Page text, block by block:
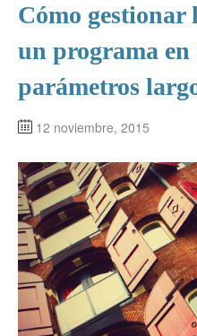
Cómo gestionar
un programa en
parámetros
12 noviembre, 2015